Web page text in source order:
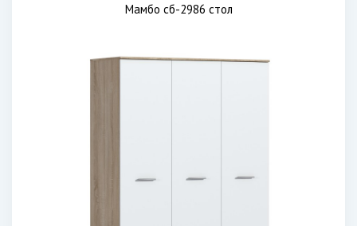
Мамбо сб-2986 стол